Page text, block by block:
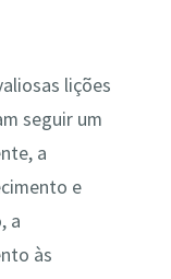
lições
seguir um
a
e
a
às